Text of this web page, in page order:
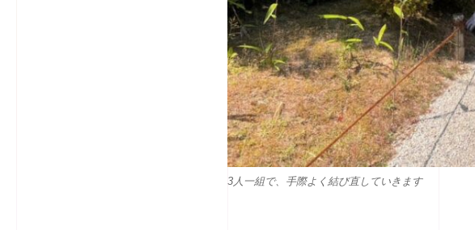
3人一組で、手際よく結び直していきます